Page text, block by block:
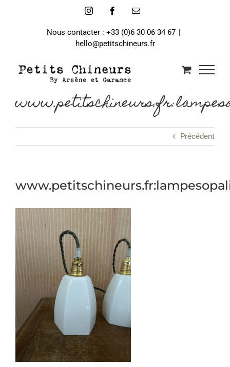
InstagramFacebookEmail
Nous contacter : +33 (0)6 30 06 34 67 |
hello@petitschineurs.fr
Précédent